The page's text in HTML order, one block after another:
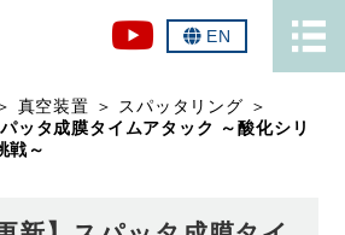
EN
真空装置 ＞ スパッタリング ＞
ッタ成膜タイムアタック ～酸化シリ
戦～